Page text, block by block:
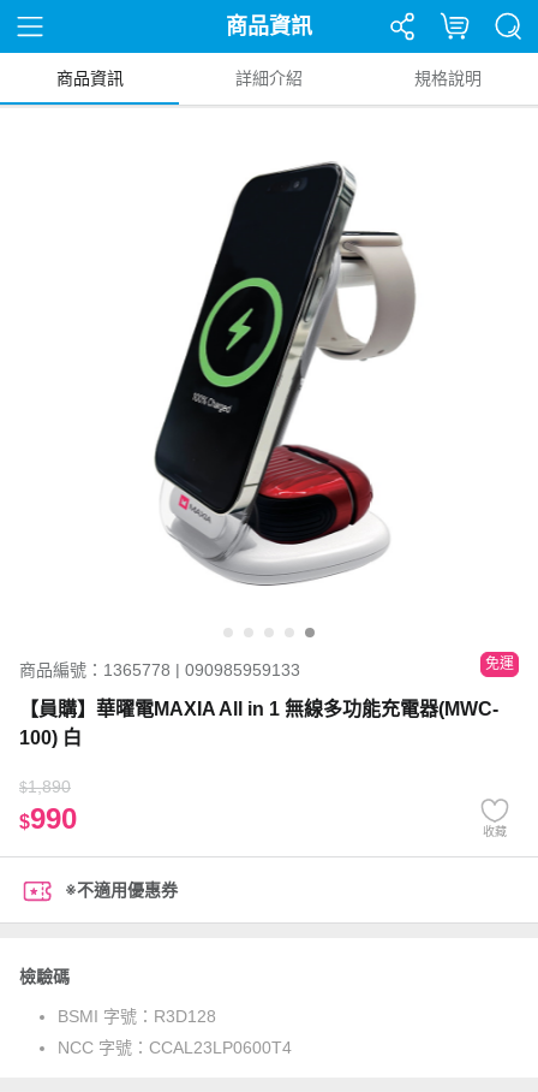
商品資訊
商品資訊 詳細介紹 規格說明
商品編號：1365778 | 090985959133 免運
【員購】華曜電MAXIA All in 1 無線多功能充電器(MWC-
100) 白
$1,890
$990 收藏
※不適用優惠券
檢驗碼
BSMI 字號： R3D128
NCC 字號： CCAL23LP0600T4